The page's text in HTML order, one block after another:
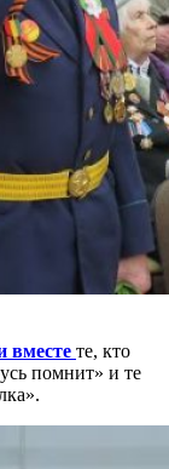
вместе те, кто
помнит» и те